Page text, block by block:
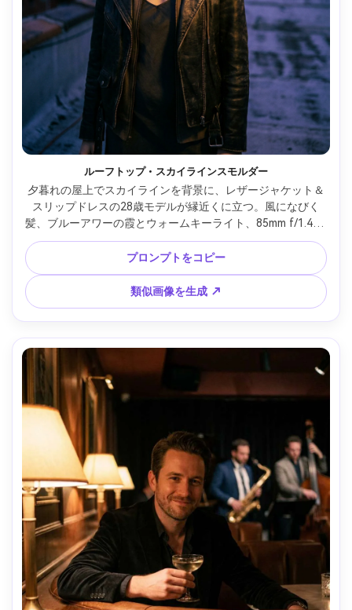
ルーフトップ・スカイラインスモルダー
夕暮れの屋上でスカイラインを背景に、レザージャケット＆
スリップドレスの28歳モデルが縁近くに立つ。風になびく
髪、ブルーアワーの霞とウォームキーライト、85mm f/1.4 浅
い被写界深度、3/4ポートレート、映画的な自信ムード、リ
アルな肌と髪のディテール、フィルムグレインの微妙な質
感、シャープな焦点 --ar 4:5
プロンプトをコピー
類似画像を生成 ↗